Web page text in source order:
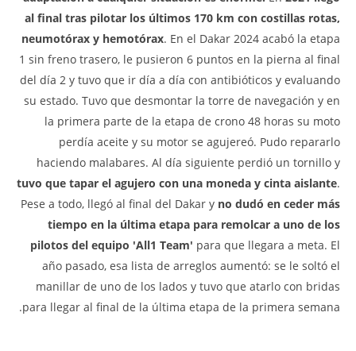
al final tras pilotar los últimos 170 km con costillas rotas,
neumotórax y hemotórax. En el Dakar 2024 acabó la etapa
1 sin freno trasero, le pusieron 6 puntos en la pierna al final
del día 2 y tuvo que ir día a día con antibióticos y evaluando
su estado. Tuvo que desmontar la torre de navegación y en
la primera parte de la etapa de crono 48 horas su moto
perdía aceite y su motor se agujereó. Pudo repararlo
haciendo malabares. Al día siguiente perdió un tornillo y
tuvo que tapar el agujero con una moneda y cinta aislante.
Pese a todo, llegó al final del Dakar y no dudó en ceder más
tiempo en la última etapa para remolcar a uno de los
pilotos del equipo 'All1 Team' para que llegara a meta. El
año pasado, esa lista de arreglos aumentó: se le soltó el
manillar de uno de los lados y tuvo que atarlo con bridas
para llegar al final de la última etapa de la primera semana.